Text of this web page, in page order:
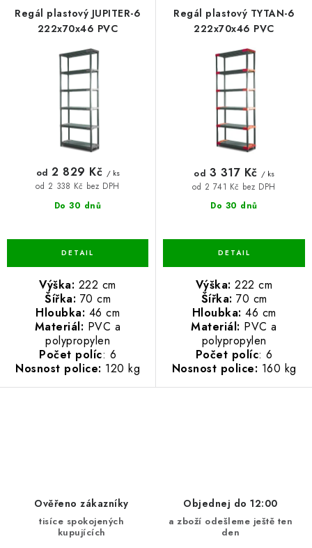
BLOG
Hodnocení obchodu
Reklamace zboží
Odstoupení od kupní smlouvy
Často kladené dotazy
Obchodní a dodací podmínky
Ochrana osobních údajú
Bezpečnostní certifikáty Moje objednávka
pRegál plastový JUPITER-6
222x70x46 PVC
Do 30 dnů
od 2 338 Kč bez DPH
od 2 829 Kč / ks
Výška: 222 cm
Šířka: 70 cm
Hloubka: 46 cm
Materiál: PVC a
polypropylen
Počet políc: 6
Nosnost police: 120 kg
Regál plastový TYTAN-6
222x70x46 PVC
Do 30 dnů
od 2 741 Kč bez DPH
od 3 317 Kč / ks
Výška: 222 cm
Šířka: 70 cm
Hloubka: 46 cm
Materiál: PVC a
polypropylen
Počet políc: 6
Nosnost police: 160 kg
Ověřeno zákazníky
tisíce spokojených
kupujících
Objednej do 12:00
a zboží odešleme ještě ten
den